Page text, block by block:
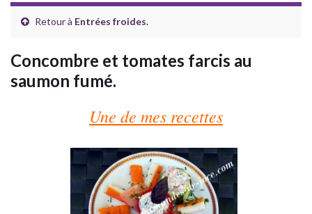
Retour à Entrées froides.
Concombre et tomates farcis au
saumon fumé.
Une de mes recettes